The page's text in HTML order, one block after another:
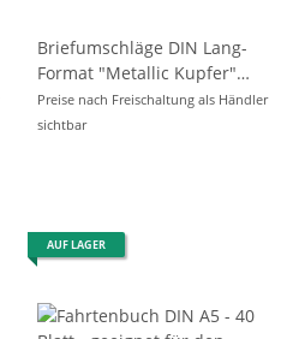
Briefumschläge DIN Lang-
Format "Metallic Kupfer"
ohne Fenster, 20er Pack
Preise nach Freischaltung als Händler
sichtbar
AUF LAGER